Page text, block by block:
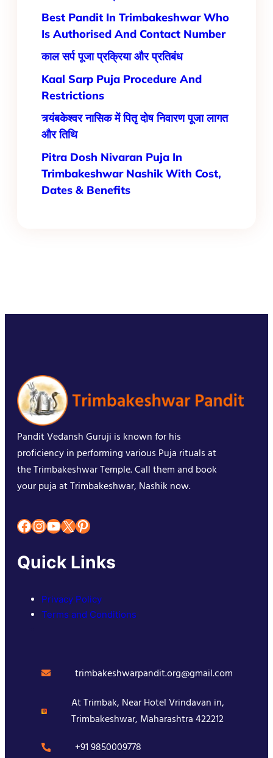
Best Pandit In Trimbakeshwar Who
Is Authorised And Contact Number
काल सर्प पूजा प्रक्रिया और प्रतिबंध
Kaal Sarp Puja Procedure And
Restrictions
त्र्यंबकेश्वर नासिक में पितृ दोष निवारण पूजा लागत
और तिथि
Pitra Dosh Nivaran Puja In
Trimbakeshwar Nashik With Cost,
Dates & Benefits
Pandit Vedansh Guruji is known for his
proficiency in performing various Puja rituals at
the Trimbakeshwar Temple. Call them and book
your puja at Trimbakeshwar, Nashik now.
Facebook InstagramYouTube X Pinterest
Quick Links
Privacy Policy
Terms and Conditions
trimbakeshwarpandit.org@gmail.com
At Trimbak, Near Hotel Vrindavan in,
Trimbakeshwar, Maharashtra 422212
+91 9850009778